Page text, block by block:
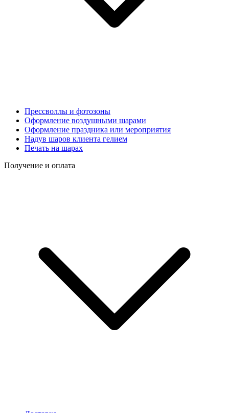
Прессволлы и фотозоны
Оформление воздушными шарами
Оформление праздника или мероприятия
Надув шаров клиента гелием
Печать на шарах
Получение и оплата